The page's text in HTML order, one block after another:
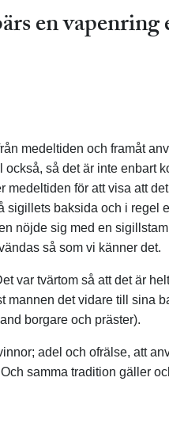
en
medeltiden och framåt
så det är inte enbart
för att visa att
sigillets baksida och i regel
nöjde sig med en
så som vi känner det.
var tvärtom så att det är
mannen det vidare till sina
borgare och präster).
adel och ofrälse, att
samma tradition gäller